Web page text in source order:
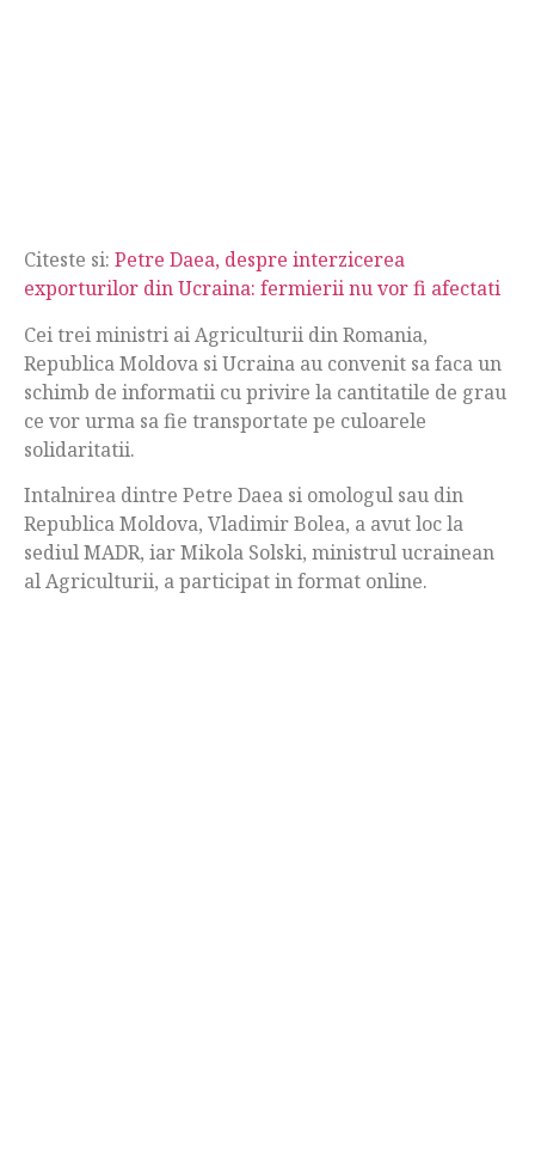
Citeste si: Petre Daea, despre interzicerea
exporturilor din Ucraina: fermierii nu vor fi afectati
Cei trei ministri ai Agriculturii din Romania,
Republica Moldova si Ucraina au convenit sa faca un
schimb de informatii cu privire la cantitatile de grau
ce vor urma sa fie transportate pe culoarele
solidaritatii.
Intalnirea dintre Petre Daea si omologul sau din
Republica Moldova, Vladimir Bolea, a avut loc la
sediul MADR, iar Mikola Solski, ministrul ucrainean
al Agriculturii, a participat in format online.